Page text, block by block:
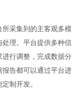
采集到的主客观多模
理。平台提供多种信
行调整，完成数据分
告都可以通过平台进
制开发。